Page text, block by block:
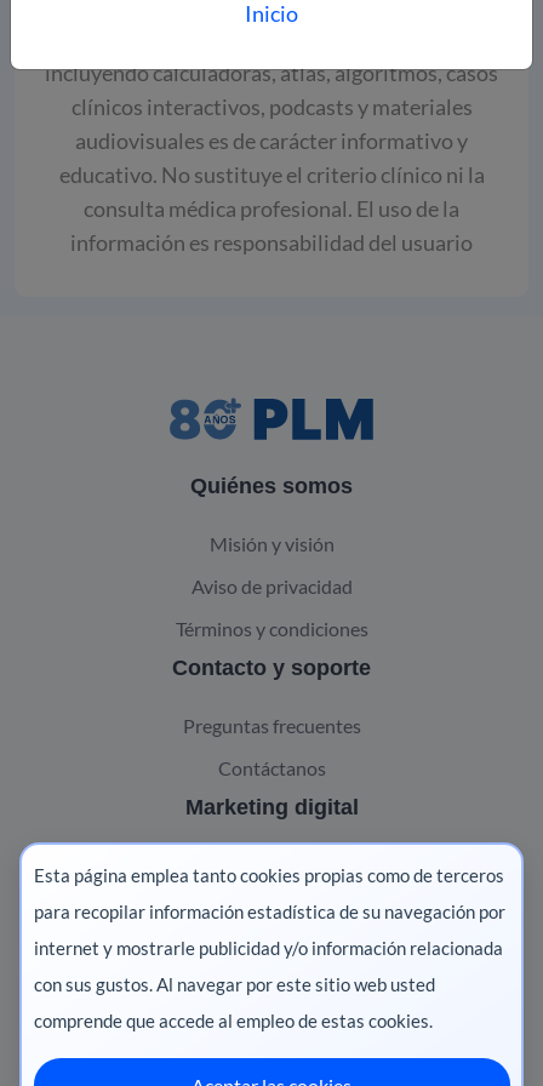
incluyendo calculadoras, atlas, algoritmos, casos
clínicos interactivos, podcasts y materiales
audiovisuales es de carácter informativo y
educativo. No sustituye el criterio clínico ni la
consulta médica profesional. El uso de la
información es responsabilidad del usuario
Inicio
Quiénes somos
Misión y visión
Aviso de privacidad
Términos y condiciones
Contacto y soporte
Preguntas frecuentes
Contáctanos
Marketing digital
Pharma
Salud animal
Salud vegetal
Esta página emplea tanto cookies propias como de terceros
para recopilar información estadística de su navegación por
internet y mostrarle publicidad y/o información relacionada
con sus gustos. Al navegar por este sitio web usted
comprende que accede al empleo de estas cookies.